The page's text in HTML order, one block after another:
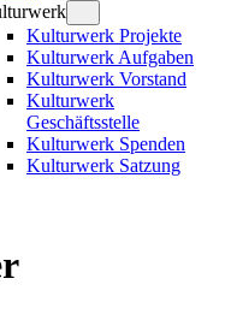
Kulturwerk Projekte
Kulturwerk Aufgaben
Kulturwerk Vorstand
Kulturwerk
Geschäftsstelle
Kulturwerk Spenden
Kulturwerk Satzung